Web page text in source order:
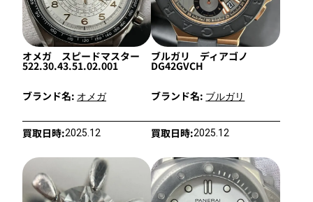
オメガ スピードマスター
522.30.43.51.02.001
ブランド名: オメガ
買取日時:2025.12
ブルガリ ディアゴノ
DG42GVCH
ブランド名: ブルガリ
買取日時:2025.12